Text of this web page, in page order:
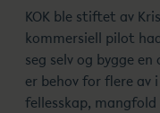
KOK ble stiftet av
kommersiell pilot
seg selv og bygge
er behov for flere
fellesskap,